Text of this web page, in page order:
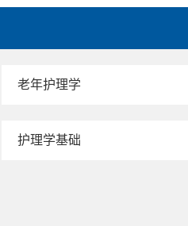
老年护理学
护理学基础